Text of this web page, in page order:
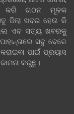
କରି ଗଠନ ମୂଳକ
ଜିଲା ଖବର ହେଉ କି
ଏବ ସତ୍ୟ ଖବରକୁ
ସବୁ ବେଳେ
ପାଇଁ ପ୍ରୟାସ
କରୁଛୁ।